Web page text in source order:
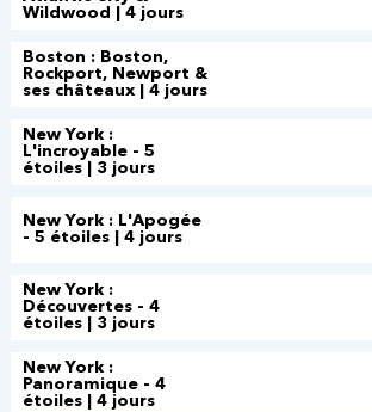
Wildwood | 4 jours
Boston : Boston,
Rockport, Newport &
ses châteaux | 4 jours
New York :
L'incroyable - 5
étoiles | 3 jours
New York : L'Apogée
- 5 étoiles | 4 jours
New York :
Découvertes - 4
étoiles | 3 jours
New York :
Panoramique - 4
étoiles | 4 jours